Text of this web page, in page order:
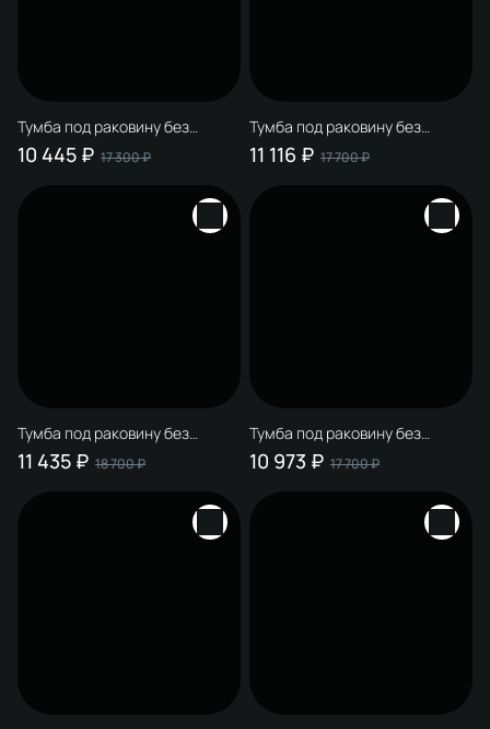
Тумба под раковину без
столешницы STWORKI
Мурманск 70 (FR2) напольная,
10 445 ₽ 17 300 ₽
Тумба под раковину без
столешницы STWORKI
Мурманск 80 (FR2) напольная,
11 116 ₽ 17 700 ₽
Тумба под раковину без
столешницы STWORKI
Мурманск 80 (FR2) напольная,
11 435 ₽ 18 700 ₽
Тумба под раковину без
столешницы STWORKI
Мурманск 80 (FR1) напольная,
10 973 ₽ 17 700 ₽